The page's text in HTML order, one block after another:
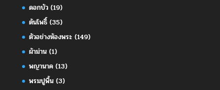
ดอกบัว(19)
ต้นโพธิ์(35)
ตัวอย่างห้องพระ(149)
ผ้าม่าน(1)
พญานาค(13)
พรมปูพื้น(3)